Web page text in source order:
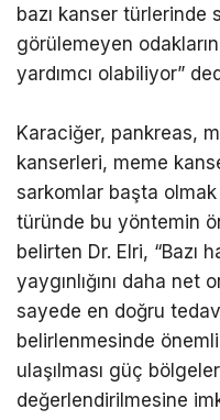
bazı kanser türlerinde
görülemeyen
yardımcı olabiliyor”
Karaciğer, pankreas,
kanserleri, meme
sarkomlar başta
türünde bu yöntemin
belirten Dr. Elri, “Bazı
yaygınlığını daha
sayede en doğru
belirlenmesinde
ulaşılması güç
değerlendirilmesine